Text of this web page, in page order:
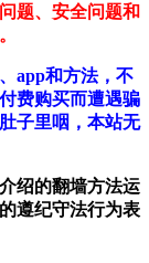
题、安全问题和
app和方法，不
费购买而遭遇骗
子里咽，本站无
绍的翻墙方法运
遵纪守法行为表